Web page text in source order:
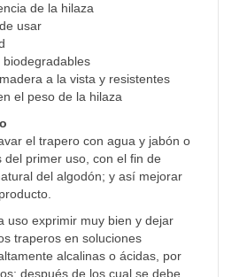
de la hilaza
usar
biodegradables
a la vista y resistentes
el peso de la hilaza
el trapero con agua y jabón o
del primer uso, con el fin de
del algodón; y así mejorar
uso exprimir muy bien y dejar
traperos en soluciones
alcalinas o ácidas, por
después de los cual se debe